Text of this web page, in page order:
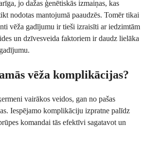
jo dažas ģenētiskās izmaiņas, kas
nodotas mantojumā paaudzēs. Tomēr tikai
vēža gadījumu ir tieši izraisīti ar iedzimtām
un dzīvesveida faktoriem ir daudz lielāka
vēža komplikācijas?
vairākos veidos, gan no pašas
Iespējamo komplikāciju izpratne palīdz
komandai tās efektīvi sagatavot un